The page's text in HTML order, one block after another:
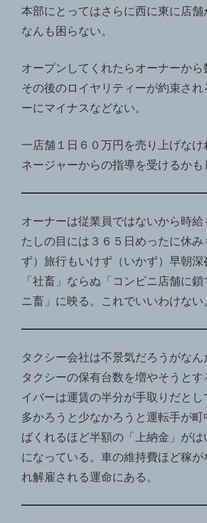
本部にとってはさらに西に東に店舗
なんも困らない。
オープンしてくれたらオーナーから
その後のロイヤリティーが約束され
ーにマイナスなどない。
一店舗１日６０万円を売り上げなけ
ネージャーからの指導を受けるかも
オーナーは従業員ではないから時
たしの目には３６５日めったに休み
ず）旅行もいけず（いかず）早朝
「社畜」ならぬ「コンビニ店舗に
ニ畜」に映る。これでいいわけない
タクシー会社は不景気だろうがなん
タクシーの保有台数を増やそうとす
イバーは運賃の半分が手取りだと
多かろうと少なかろうと運転手が
ばくれるほど半額の「上納金」が
になっている。車の維持費ほど稼
れ解雇される運命にある。